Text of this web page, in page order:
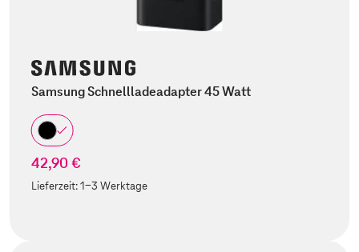
Samsung Schnellladeadapter 45 Watt
42,90 €
Lieferzeit:1-3 Werktage